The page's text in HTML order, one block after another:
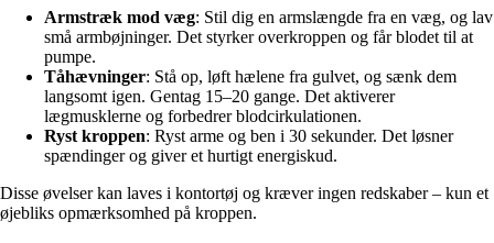
Armstræk mod væg: Stil dig en armslængde fra en væg, og lav
små armbøjninger. Det styrker overkroppen og får blodet til at
pumpe.
Tåhævninger: Stå op, løft hælene fra gulvet, og sænk dem
langsomt igen. Gentag 15–20 gange. Det aktiverer
lægmusklerne og forbedrer blodcirkulationen.
Ryst kroppen: Ryst arme og ben i 30 sekunder. Det løsner
spændinger og giver et hurtigt energiskud.
Disse øvelser kan laves i kontortøj og kræver ingen redskaber – kun et
øjebliks opmærksomhed på kroppen.